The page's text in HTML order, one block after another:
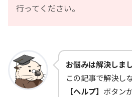
行ってください。
お悩みは解決しま
この記事で解決し
【ヘルプ】 ボタン